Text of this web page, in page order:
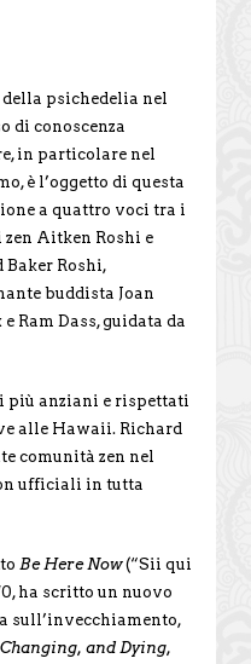
psichedelia nel
di conoscenza
in particolare nel
è l’oggetto di questa
a quattro voci tra i
zen Aitken Roshi e
Baker Roshi,
buddista Joan
Ram Dass, guidata da
più anziani e rispettati
alle Hawaii. Richard
comunità zen nel
ufficiali in tutta
Be Here Now(“Sii qui
ha scritto un nuovo
sull’invecchiamento,
and Dying,